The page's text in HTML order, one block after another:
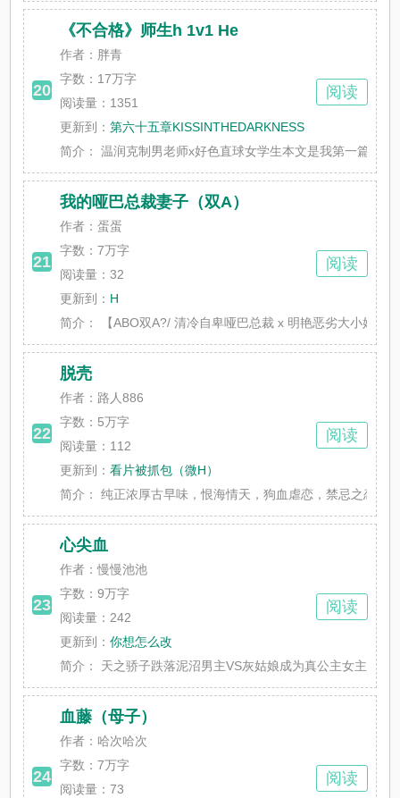
20
《不合格》师生h 1v1 He
作者：胖青
字数： 17万字
阅读量：1351
更新到：第六十五章KISSINTHEDARKNESS
简介：
温润克制男老师x好色直球女学生本文是我第一篇文
阅读
21
我的哑巴总裁妻子（双A）
作者：蛋蛋
字数：7万字
阅读量：32
更新到： H
简介：
【ABO双A?/ 清冷自卑哑巴总裁 x 明艳恶劣大小姐?/
阅读
22
脱壳
作者：路人886
字数： 5万字
阅读量：112
更新到：看片被抓包（微H）
简介：
纯正浓厚古早味，恨海情天，狗血虐恋，禁忌之恋，
阅读
23
心尖血
作者：慢慢池池
字数：9万字
阅读量：242
更新到：你想怎么改
简介：
天之骄子跌落泥沼男主VS灰姑娘成为真公主女主林
阅读
24
血藤（母子）
作者：哈次哈次
字数：7万字
阅读量：73
阅读